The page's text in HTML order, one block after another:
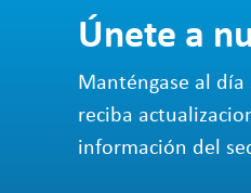
Únete a
Manténgase al
reciba
información del